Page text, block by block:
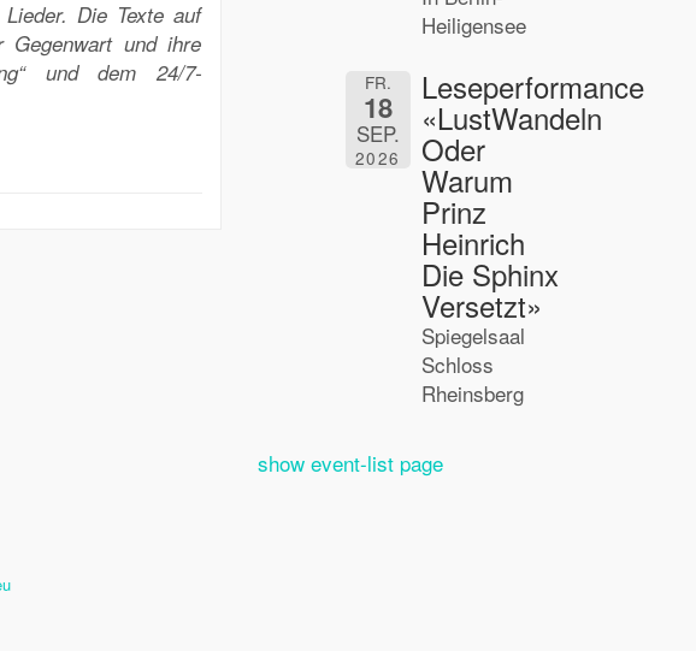
Die Texte auf
Gegenwart und ihre
und dem 24/7-
Heiligensee
FR.
18
SEP.
2026
Leseperformance
«LustWandeln
Oder
Warum
Prinz
Heinrich
Die Sphinx
Versetzt»
Spiegelsaal
Schloss
Rheinsberg
show event-list page